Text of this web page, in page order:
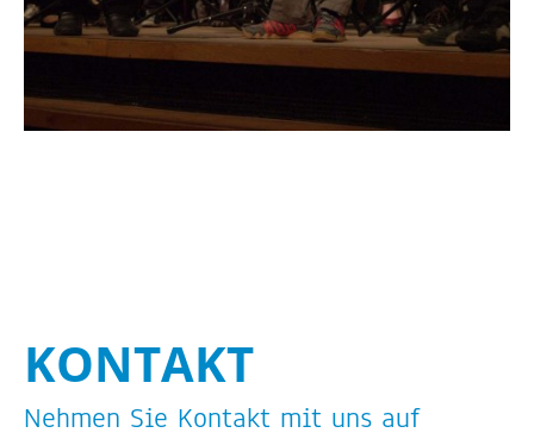
KON­TAKT
Neh­men Sie Kon­takt mit uns auf